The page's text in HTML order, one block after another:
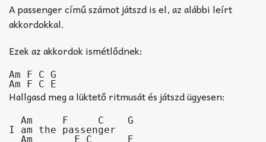
A passenger című számot játszd is el, az alábbi leírt
akkordokkal.
Ezek az akkordok ismétlődnek:
Am F C G
Am F C E
Hallgasd meg a lüktető ritmusát és játszd ügyesen:
I am the passenger